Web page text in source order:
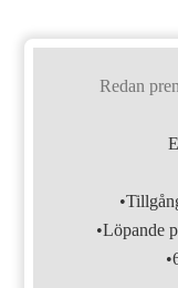
Redan
•Löpande